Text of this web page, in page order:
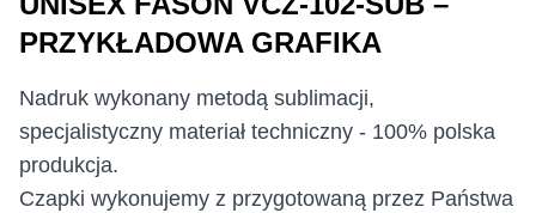
PRZYKŁADOWA GRAFIKA
Nadruk wykonany metodą sublimacji,
specjalistyczny materiał techniczny - 100% polska
produkcja.
Czapki wykonujemy z przygotowaną przez Państwa